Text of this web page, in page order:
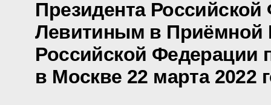
Президента
Левитиным в Приёмной
Российской Федерации
в Москве 22 марта 2022